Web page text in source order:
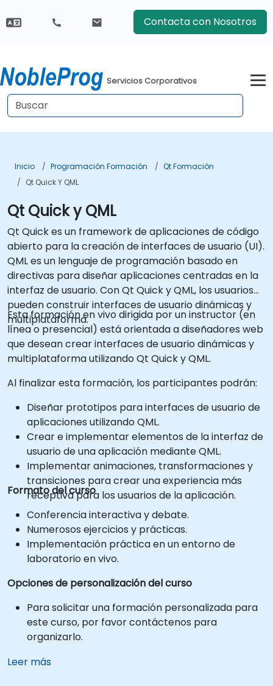
Contacta con Nosotros
Servicios Corporativos
Inicio Programación Formación
Qt Formación
Qt Quick Y QML
Qt Quick y QML
Qt Quick es un framework de aplicaciones de código
abierto para la creación de interfaces de usuario (UI).
QML es un lenguaje de programación basado en
directivas para diseñar aplicaciones centradas en la
interfaz de usuario. Con Qt Quick y QML, los usuarios
pueden construir interfaces de usuario dinámicas y
multiplataforma.
Esta formación en vivo dirigida por un instructor (en
línea o presencial) está orientada a diseñadores web
que desean crear interfaces de usuario dinámicas y
multiplataforma utilizando Qt Quick y QML.
Al finalizar esta formación, los participantes podrán:
Diseñar prototipos para interfaces de usuario de
aplicaciones utilizando QML.
Crear e implementar elementos de la interfaz de
usuario de una aplicación mediante QML.
Implementar animaciones, transformaciones y
transiciones para crear una experiencia más
receptiva para los usuarios de la aplicación.
Formato del curso
Conferencia interactiva y debate.
Numerosos ejercicios y prácticas.
Implementación práctica en un entorno de
laboratorio en vivo.
Opciones de personalización del curso
Para solicitar una formación personalizada para
este curso, por favor contáctenos para
organizarlo.
Leer más